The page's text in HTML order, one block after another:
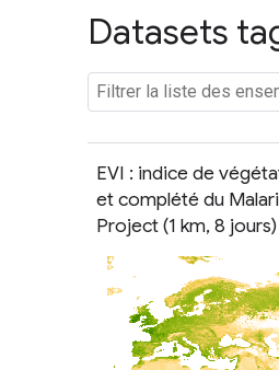
Datasets
EVI : indice de
et complété du
Project (1 km, 8 jours)